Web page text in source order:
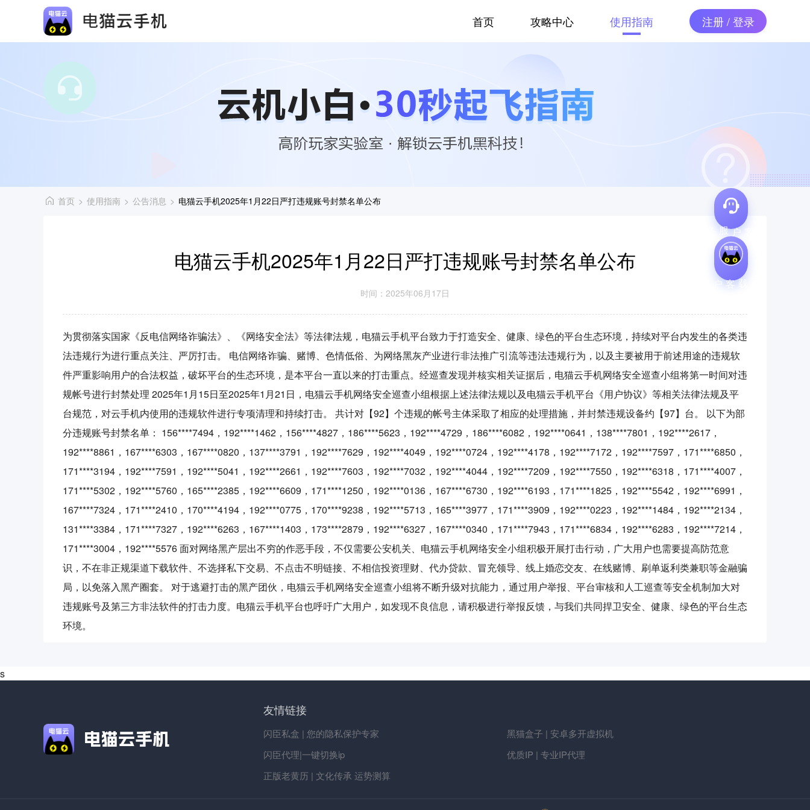
首页 攻略中心 使用指南 注册 / 登录
首页 > 使用指南 > 公告消息 > 电猫云手机2025年1月22日严打违规账号封禁名单公布
电猫云手机2025年1月22日严打违规账号封禁名单公布
时间：2025年06月17日
为贯彻落实国家《反电信网络诈骗法》、《网络安全法》等法律法规，电猫云手机平台致力于打造安全、健康、绿色的平台生态环境，持续对平台内发生的各类违
法违规行为进行重点关注、严厉打击。 电信网络诈骗、赌博、色情低俗、为网络黑灰产业进行非法推广引流等违法违规行为，以及主要被用于前述用途的违规软
件严重影响用户的合法权益，破坏平台的生态环境，是本平台一直以来的打击重点。经巡查发现并核实相关证据后，电猫云手机网络安全巡查小组将第一时间对违
规帐号进行封禁处理 2025年1月15日至2025年1月21日，电猫云手机网络安全巡查小组根据上述法律法规以及电猫云手机平台《用户协议》等相关法律法规及平
台规范，对云手机内使用的违规软件进行专项清理和持续打击。 共计对【92】个违规的帐号主体采取了相应的处理措施，并封禁违规设备约【97】台。 以下为部
分违规账号封禁名单： 156****7494，192****1462，156****4827，186****5623，192****4729，186****6082，192****0641，138****7801，192****2617，
192****8861，167****6303，167****0820，137****3791，192****7629，192****4049，192****0724，192****4178，192****7172，192****7597，171****6850，
171****3194，192****7591，192****5041，192****2661，192****7603，192****7032，192****4044，192****7209，192****7550，192****6318，171****4007，
171****5302，192****5760，165****2385，192****6609，171****1250，192****0136，167****6730，192****6193，171****1825，192****5542，192****6991，
167****7324，171****2410，170****4194，192****0775，170****9238，192****5713，165****3977，171****3909，192****0223，192****1484，192****2134，
131****3384，171****7327，192****6263，167****1403，173****2879，192****6327，167****0340，171****7943，171****6834，192****6283，192****7214，
171****3004，192****5576 面对网络黑产层出不穷的作恶手段，不仅需要公安机关、电猫云手机网络安全小组积极开展打击行动，广大用户也需要提高防范意
识，不在非正规渠道下载软件、不选择私下交易、不点击不明链接、不相信投资理财、代办贷款、冒充领导、线上婚恋交友、在线赌博、刷单返利类兼职等金融骗
局，以免落入黑产圈套。 对于逃避打击的黑产团伙，电猫云手机网络安全巡查小组将不断升级对抗能力，通过用户举报、平台审核和人工巡查等安全机制加大对
违规账号及第三方非法软件的打击力度。电猫云手机平台也呼吁广大用户，如发现不良信息，请积极进行举报反馈，与我们共同捍卫安全、健康、绿色的平台生态
环境。
s
客户服务
友情链接
闪臣私盒 | 您的隐私保护专家
黑猫盒子 | 安卓多开虚拟机
闪臣代理|一键切换ip
优质IP | 专业IP代理
正版老黄历 | 文化传承 运势测算